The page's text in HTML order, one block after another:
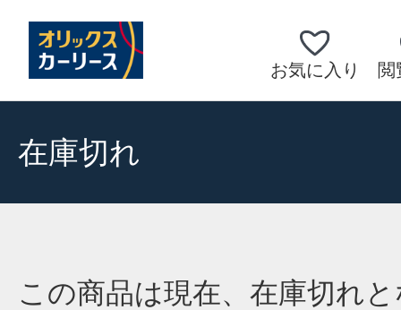
お気に入り 閲
在庫切れ
この商品は現在、在庫切れ